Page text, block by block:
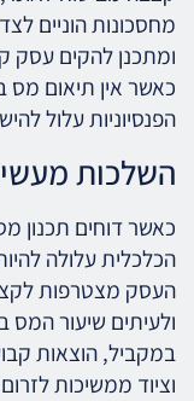
מחסכונות הוניים
ומתכנן להקים עסק
כאשר אין תיאום מס
הפנסיוניות עלול
השלכות
כאשר דוחים תכנון
הכלכלית עלולה
העסק מצטרפות
ולעיתים שיעור
במקביל, הוצאות
וציוד ממשיכות